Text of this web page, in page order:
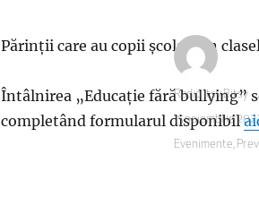
Părinții care au copii școlari, în
Întâlnirea „Educație fără bullying”
completând formularul disponibil
Autor
Radio Itsy Bitsy
Publicat
pe
15 noiembrie
Categorii
Evenimente